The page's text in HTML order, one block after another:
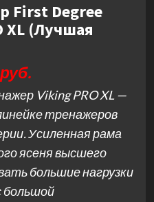
First Degree
XL (Лучшая
Viking PRO XL —
тренажеров
Усиленная рама
ясеня высшего
большие нагрузки
большой